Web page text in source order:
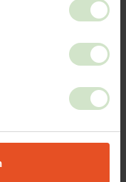
beste bij jou past?